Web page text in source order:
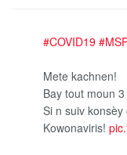
#COVID19
Mete kachnen!
Bay tout moun
Si n suiv
Kowonaviris!